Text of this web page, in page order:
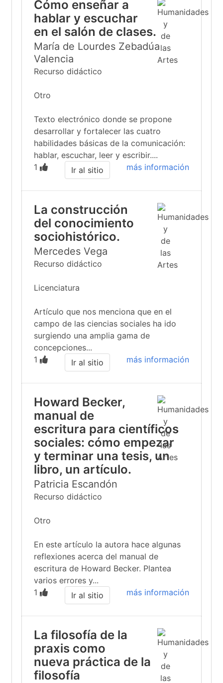
Cómo enseñar a
hablar y escuchar
en el salón de clases.
María de Lourdes Zebadúa
Valencia
Recurso didáctico
Otro
Texto electrónico donde se propone
desarrollar y fortalecer las cuatro
habilidades básicas de la comunicación:
hablar, escuchar, leer y escribir....
1
más información
Ir al sitio
La construcción
del conocimiento
sociohistórico.
Mercedes Vega
Recurso didáctico
Licenciatura
Artículo que nos menciona que en el
campo de las ciencias sociales ha ido
surgiendo una amplia gama de
concepciones...
1
más información
Ir al sitio
Howard Becker,
manual de
escritura para científicos
sociales: cómo empezar
y terminar una tesis, un
libro, un artículo.
Patricia Escandón
Recurso didáctico
Otro
En este artículo la autora hace algunas
reflexiones acerca del manual de
escritura de Howard Becker. Plantea
varios errores y...
1
más información
Ir al sitio
La filosofía de la
praxis como
nueva práctica de la
filosofía